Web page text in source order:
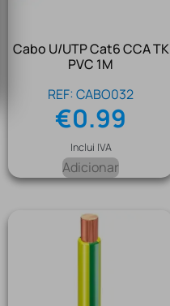
Cabo U/UTP Cat6 CCA TK
PVC 1M
REF: CABO032
€0.99
Inclui IVA
Adicionar